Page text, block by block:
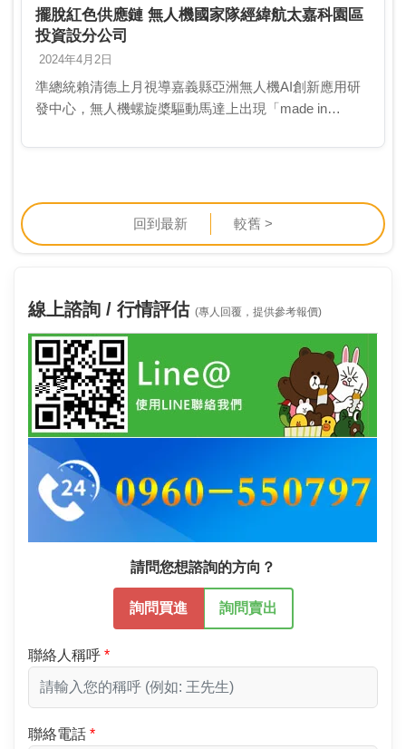
區有效核准廠商家數為275家。南科管 …
擺脫紅色供應鏈 無人機國家隊經緯航太嘉科園區
投資設分公司
2024年4月2日
準總統賴清德上月視導嘉義縣亞洲無人機AI創新應用研
發中心，無人機螺旋槳驅動馬達上出現「made in
說，JACKAL是台灣與土耳其、英國合作開…
回到最新 較舊 >
線上諮詢 / 行情評估 (專人回覆，提供參考報價)
請問您想諮詢的方向？
詢問買進 詢問賣出
聯絡人稱呼
聯絡電話